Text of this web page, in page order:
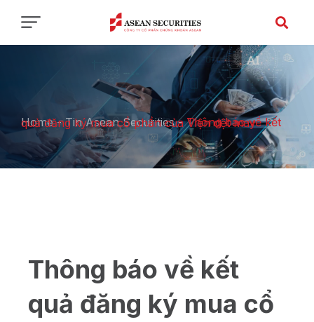
Home-Tin Asean Securities-
Thông báo về kết quả đăng ký mua cổ phần của Viện dệt may
Thông báo về kết
quả đăng ký mua cổ